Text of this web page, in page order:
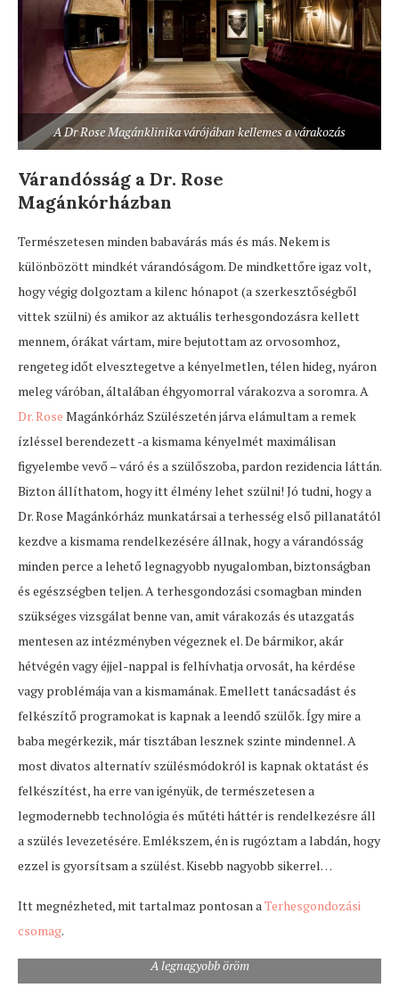
A Dr Rose Magánklinika várójában kellemes a várakozás
Várandósság a Dr. Rose
Magánkórházban
Természetesen minden babavárás más és más. Nekem is
különbözött mindkét várandóságom. De mindkettőre igaz volt,
hogy végig dolgoztam a kilenc hónapot (a szerkesztőségből
vittek szülni) és amikor az aktuális terhesgondozásra kellett
mennem, órákat vártam, mire bejutottam az orvosomhoz,
rengeteg időt elvesztegetve a kényelmetlen, télen hideg, nyáron
meleg váróban, általában éhgyomorral várakozva a soromra. A
Dr. Rose Magánkórház Szülészetén járva elámultam a remek
ízléssel berendezett -a kismama kényelmét maximálisan
figyelembe vevő – váró és a szülőszoba, pardon rezidencia láttán.
Bizton állíthatom, hogy itt élmény lehet szülni! Jó tudni, hogy a
Dr. Rose Magánkórház munkatársai a terhesség első pillanatától
kezdve a kismama rendelkezésére állnak, hogy a várandósság
minden perce a lehető legnagyobb nyugalomban, biztonságban
és egészségben teljen. A terhesgondozási csomagban minden
szükséges vizsgálat benne van, amit várakozás és utazgatás
mentesen az intézményben végeznek el. De bármikor, akár
hétvégén vagy éjjel-nappal is felhívhatja orvosát, ha kérdése
vagy problémája van a kismamának. Emellett tanácsadást és
felkészítő programokat is kapnak a leendő szülők. Így mire a
baba megérkezik, már tisztában lesznek szinte mindennel. A
most divatos alternatív szülésmódokról is kapnak oktatást és
felkészítést, ha erre van igényük, de természetesen a
legmodernebb technológia és műtéti háttér is rendelkezésre áll
a szülés levezetésére. Emlékszem, én is rugóztam a labdán, hogy
ezzel is gyorsítsam a szülést. Kisebb nagyobb sikerrel…
Itt megnézheted, mit tartalmaz pontosan a Terhesgondozási
csomag.
A legnagyobb öröm